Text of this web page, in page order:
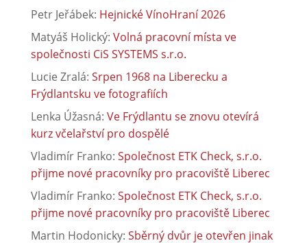
Petr Jeřábek: Hejnické VínoHraní 2026
Matyáš Holický: Volná pracovní místa ve
společnosti CiS SYSTEMS s.r.o.
Lucie Zralá: Srpen 1968 na Liberecku a
Frýdlantsku ve fotografiích
Lenka Úžasná: Ve Frýdlantu se znovu otevírá
kurz včelařství pro dospělé
Vladimír Franko: Společnost ETK Check, s.r.o.
přijme nové pracovníky pro pracoviště Liberec
Vladimír Franko: Společnost ETK Check, s.r.o.
přijme nové pracovníky pro pracoviště Liberec
Martin Hodonicky: Sběrný dvůr je otevřen jinak